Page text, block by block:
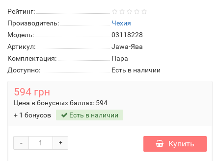
Рейтинг:
Производитель:
Чехия
Модель:
03118228
Артикул:
Jawa-Ява
Комплектация:
Пара
Доступно:
Есть в наличии
594 грн
Цена в бонусных баллах: 594
+ 1 бонусов
Есть в наличии
+
- Купить